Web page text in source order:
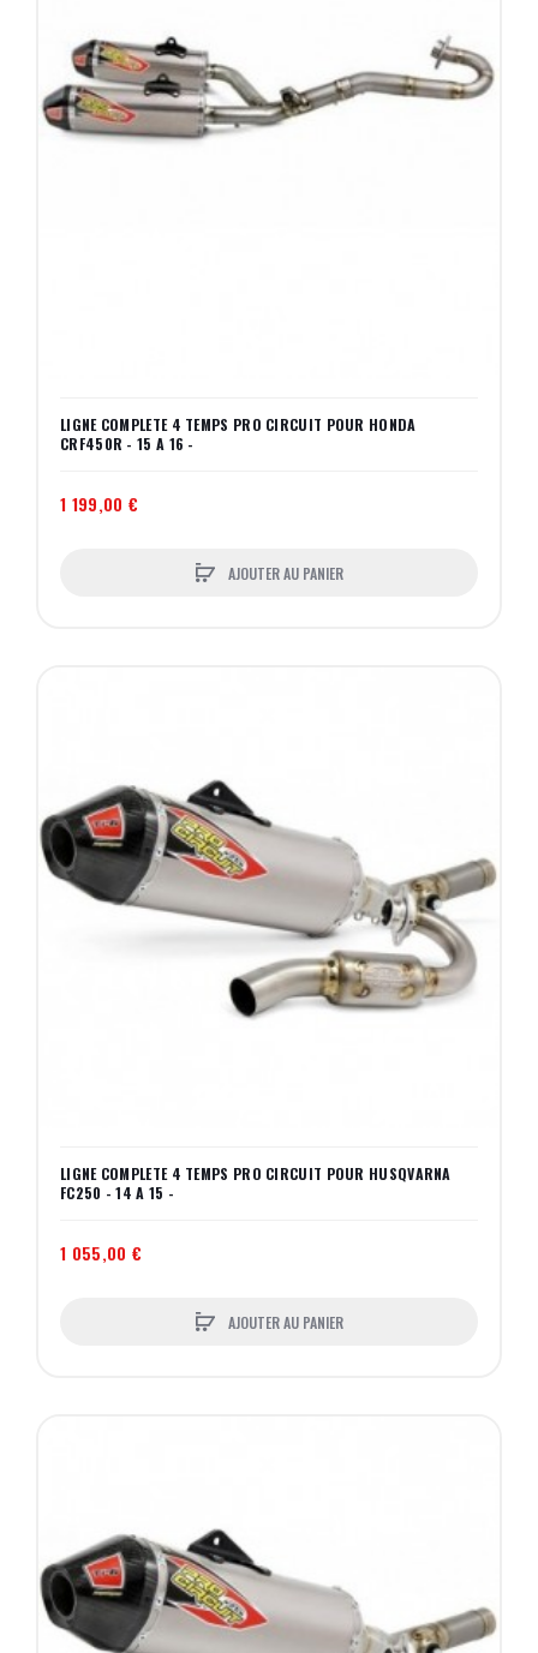
LIGNE COMPLETE 4 TEMPS PRO CIRCUIT POUR HONDA
CRF450R - 15 A 16 -
1 199,00 €
AJOUTER AU PANIER
LIGNE COMPLETE 4 TEMPS PRO CIRCUIT POUR HUSQVARNA
FC250 - 14 A 15 -
1 055,00 €
AJOUTER AU PANIER